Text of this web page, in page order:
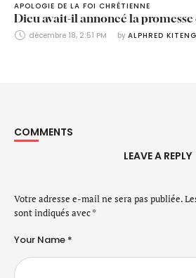
APOLOGIE DE LA FOI CHRÉTIENNE
Dieu avait-il annoncé la promesse
décembre 18, 2:51 PM by ALPHRED
COMMENTS
LEAVE A REPLY
Votre adresse e-mail ne sera pas publiée.
sont indiqués avec*
Your Name *